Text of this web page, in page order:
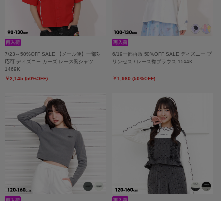
7/23～50%OFF SALE 【メール便】一部対
応可 ディズニー カーズ レース風シャツ
1469K
￥2,145 (50%OFF)
6/19一部再販 50%OFF SALE ディズニー プ
リンセス / レース襟ブラウス 1544K
￥1,980 (50%OFF)